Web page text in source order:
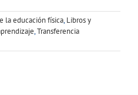
la educación física,Libros y
,Transferencia